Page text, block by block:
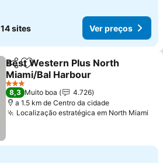
14 sites Ver preços
PartilharAdicionar aos favoritos
Best Western Plus North
Miami/Bal Harbour
Ver preços
3 Estrelas
8,3 Muito boa
4.726
a 1.5 km de Centro da cidade
Localização estratégica em North Miami